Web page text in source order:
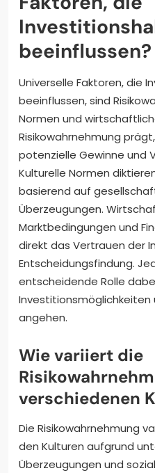
beeinflussen?
Universelle Faktoren, die
beeinflussen, sind
Normen und
Risikowahrnehmung
potenzielle Gewinne und
Kulturelle Normen
basierend auf
Überzeugungen.
Marktbedingungen und
direkt das Vertrauen der
Entscheidungsfindung.
entscheidende Rolle
angehen.
Wie variiert die
verschiedenen
Die Risikowahrnehmung
den Kulturen aufgrund
Überzeugungen und